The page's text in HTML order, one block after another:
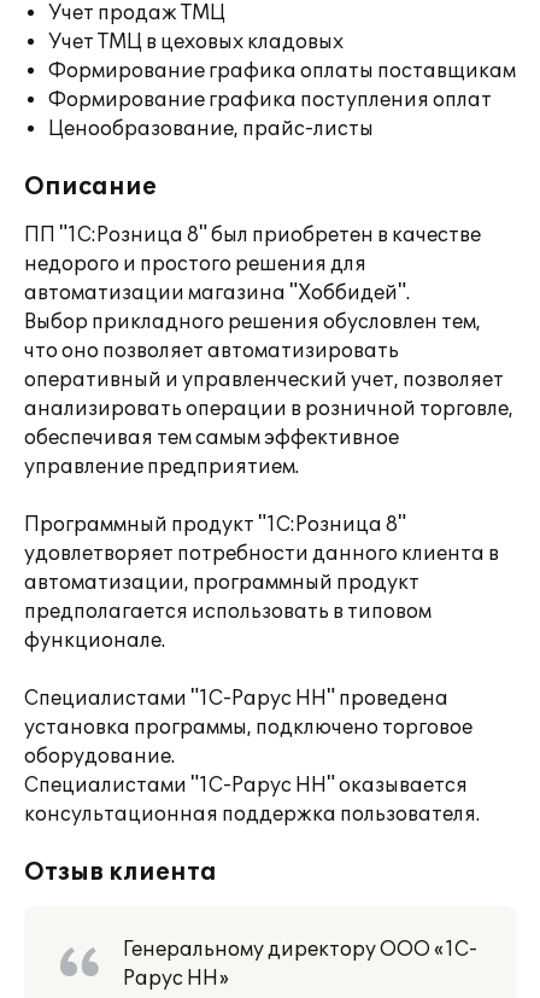
Учет продаж ТМЦ
Учет ТМЦ в цеховых кладовых
Формирование графика оплаты поставщикам
Формирование графика поступления оплат
Ценообразование, прайс-листы
Описание
ПП "1С:Розница 8" был приобретен в качестве
недорого и простого решения для
автоматизации магазина "Хоббидей".
Выбор прикладного решения обусловлен тем,
что оно позволяет автоматизировать
оперативный и управленческий учет, позволяет
анализировать операции в розничной торговле,
обеспечивая тем самым эффективное
управление предприятием.
Программный продукт "1С:Розница 8"
удовлетворяет потребности данного клиента в
автоматизации, программный продукт
предполагается использовать в типовом
функционале.
Специалистами "1С-Рарус НН" проведена
установка программы, подключено торговое
оборудование.
Специалистами "1С-Рарус НН" оказывается
консультационная поддержка пользователя.
Отзыв клиента
Генеральному директору ООО «1С-
Рарус НН»